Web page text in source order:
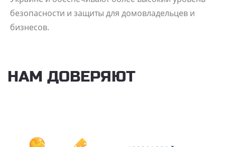
безопасности и защиты для домовладельцев и
бизнесов.
НАМ ДОВЕРЯЮТ